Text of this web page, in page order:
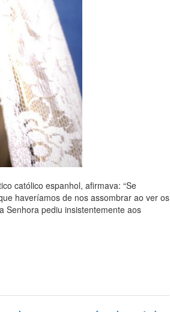
católico espanhol, afirmava: “Se
haveríamos de nos assombrar ao ver os
Senhora pediu insistentemente aos